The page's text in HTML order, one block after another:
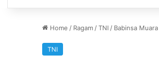
Home / Ragam /TNI / Babinsa
TNI